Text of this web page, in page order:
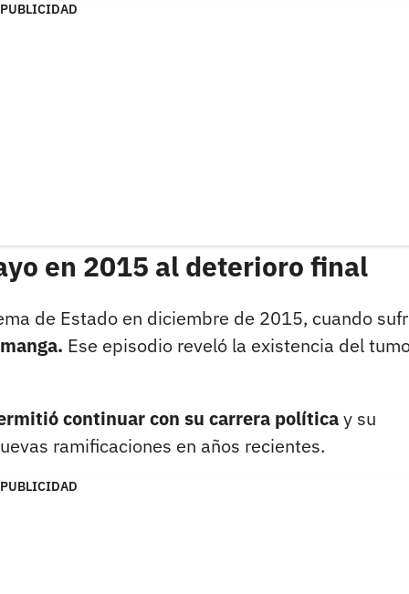
PUBLICIDAD
en 2015 al deterioro final
de Estado en diciembre de 2015, cuando
Ese episodio reveló la existencia del
continuar con su carrera políticay su
ramificaciones en años recientes.
PUBLICIDAD